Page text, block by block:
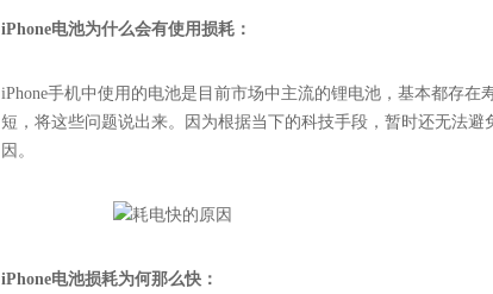
iPhone电池为什么会有使用损耗：
iPhone手机中使用的电池是目前市场中主流的锂电池，基本都存
短，将这些问题说出来。因为根据当下的科技手段，暂时还无法
因。
iPhone电池损耗为何那么快：